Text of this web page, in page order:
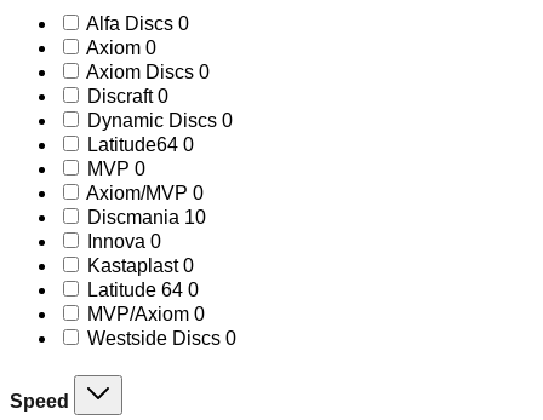
Alfa Discs 00
Axiom 00
products
Axiom Discs 00
Discraft 00
products
Dynamic Discs 00
Latitude64 00
MVP 00
products
Axiom/MVP 00
products
Discmania 1010
Innova 00
products
Kastaplast 00
products
Latitude 64 00
products
MVP/Axiom 00
products
Westside Discs 00
Speed